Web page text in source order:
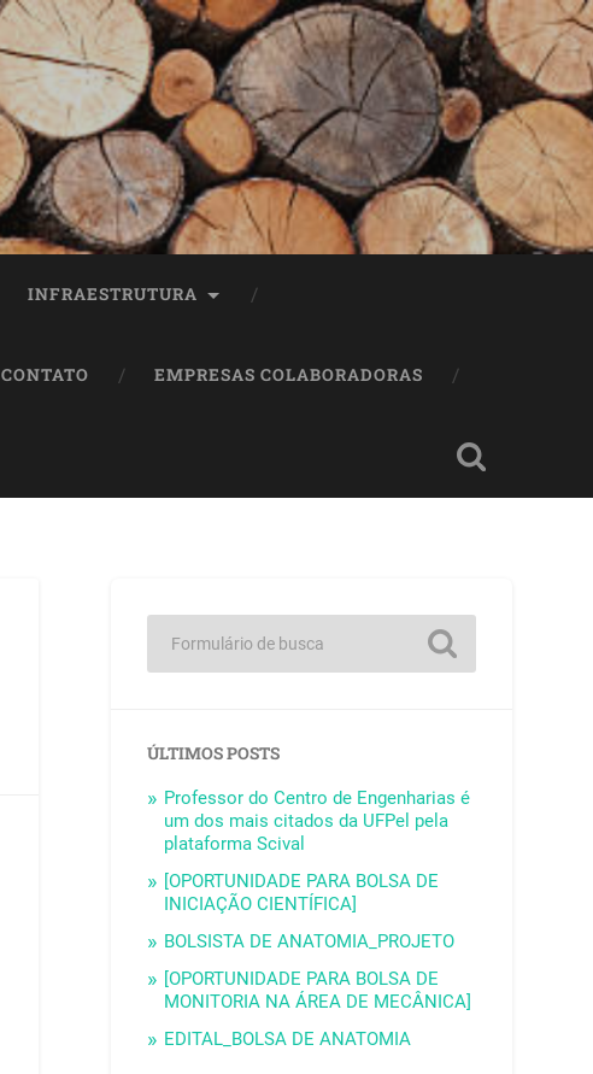
INFRAESTRUTURA
CONTATO EMPRESAS COLABORADORAS
ÚLTIMOS POSTS
Professor do Centro de Engenharias é
um dos mais citados da UFPel pela
plataforma Scival
[OPORTUNIDADE PARA BOLSA DE
INICIAÇÃO CIENTÍFICA]
BOLSISTA DE ANATOMIA_PROJETO
[OPORTUNIDADE PARA BOLSA DE
MONITORIA NA ÁREA DE MECÂNICA]
EDITAL_BOLSA DE ANATOMIA